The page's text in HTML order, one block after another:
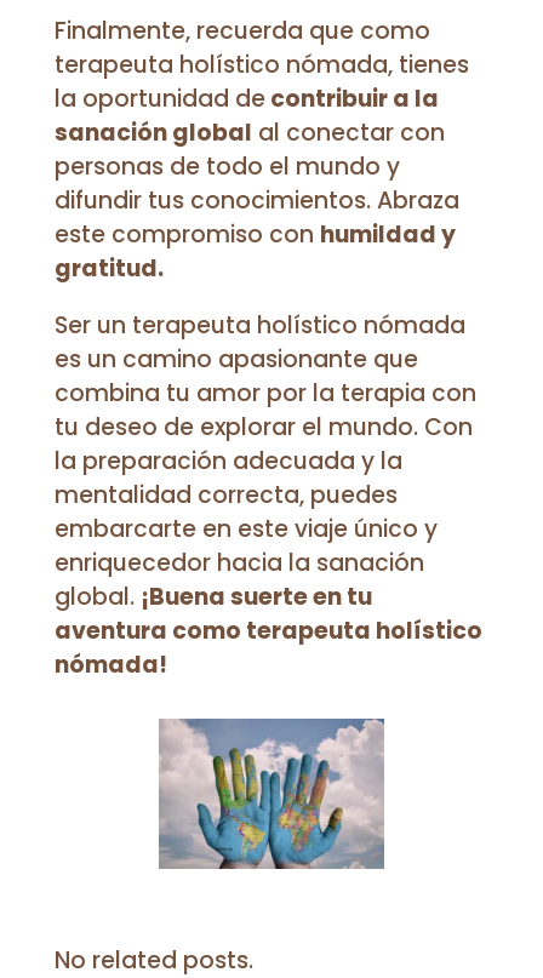
Finalmente, recuerda que como
terapeuta holístico nómada, tienes
la oportunidad decontribuir a la
sanación global al conectar con
personas de todo el mundo y
difundir tus conocimientos. Abraza
este compromiso con humildad y
gratitud.
Ser un terapeuta holístico nómada
es un camino apasionante que
combina tu amor por la terapia con
tu deseo de explorar el mundo. Con
la preparación adecuada y la
mentalidad correcta, puedes
embarcarte en este viaje único y
enriquecedor hacia la sanación
global. ¡Buena suerte en tu
aventura como terapeuta holístico
nómada!
No related posts.